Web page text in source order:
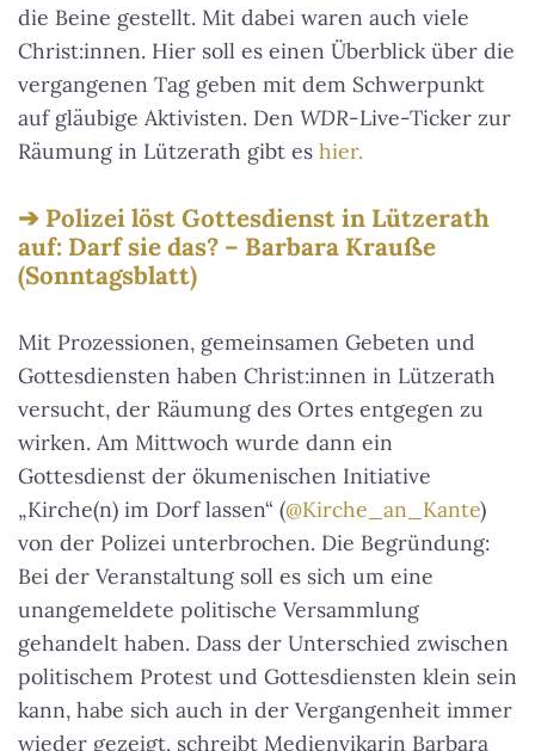
die Beine gestellt. Mit dabei waren auch viele
Christ:innen. Hier soll es einen Überblick über die
vergangenen Tag geben mit dem Schwerpunkt
auf gläubige Aktivisten. Den WDR-Live-Ticker zur
Räumung in Lützerath gibt es hier.
Polizei löst Gottesdienst in Lützerath
auf: Darf sie das? – Barbara Krauße
(Sonntagsblatt)
Mit Prozessionen, gemeinsamen Gebeten und
Gottesdiensten haben Christ:innen in Lützerath
versucht, der Räumung des Ortes entgegen zu
wirken. Am Mittwoch wurde dann ein
Gottesdienst der ökumenischen Initiative
„Kirche(n) im Dorf lassen“ (@Kirche_an_Kante)
von der Polizei unterbrochen. Die Begründung:
Bei der Veranstaltung soll es sich um eine
unangemeldete politische Versammlung
gehandelt haben. Dass der Unterschied zwischen
politischem Protest und Gottesdiensten klein sein
kann, habe sich auch in der Vergangenheit immer
wieder gezeigt, schreibt Medienvikarin Barbara